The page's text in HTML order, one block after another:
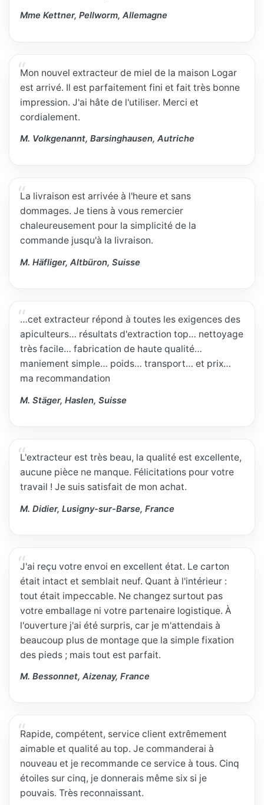
Mme Kettner, Pellworm, Allemagne
Mon nouvel extracteur de miel de la maison Logar
est arrivé. Il est parfaitement fini et fait très bonne
impression. J'ai hâte de l'utiliser. Merci et
cordialement.
M. Volkgenannt, Barsinghausen, Autriche
La livraison est arrivée à l'heure et sans
dommages. Je tiens à vous remercier
chaleureusement pour la simplicité de la
commande jusqu'à la livraison.
M. Häfliger, Altbüron, Suisse
…cet extracteur répond à toutes les exigences des
apiculteurs… résultats d'extraction top… nettoyage
très facile… fabrication de haute qualité…
maniement simple… poids… transport… et prix…
ma recommandation
M. Stäger, Haslen, Suisse
L'extracteur est très beau, la qualité est excellente,
aucune pièce ne manque. Félicitations pour votre
travail ! Je suis satisfait de mon achat.
M. Didier, Lusigny-sur-Barse, France
J'ai reçu votre envoi en excellent état. Le carton
était intact et semblait neuf. Quant à l'intérieur :
tout était impeccable. Ne changez surtout pas
votre emballage ni votre partenaire logistique. À
l'ouverture j'ai été surpris, car je m'attendais à
beaucoup plus de montage que la simple fixation
des pieds ; mais tout est parfait.
M. Bessonnet, Aizenay, France
Rapide, compétent, service client extrêmement
aimable et qualité au top. Je commanderai à
nouveau et je recommande ce service à tous. Cinq
étoiles sur cinq, je donnerais même six si je
pouvais. Très reconnaissant.